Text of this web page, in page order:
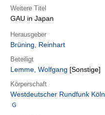
Weitere Titel
GAU in Japan
Herausgeber
Brüning, Reinhart
Beteiligt
Lemme, Wolfgang [Sonstige]
Körperschaft
Westdeutscher Rundfunk Köln